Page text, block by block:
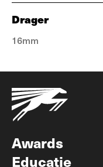
Drager
16mm
Awards
Educatie